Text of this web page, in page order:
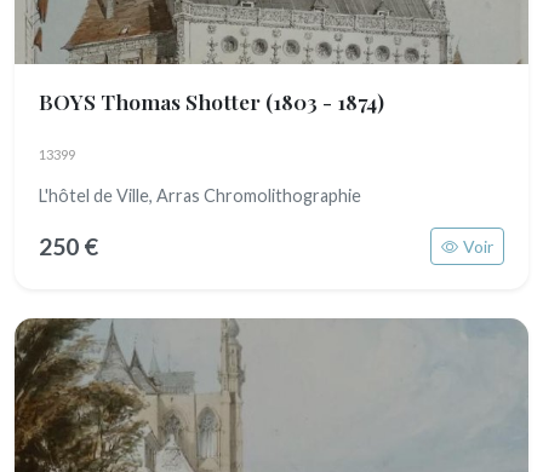
BOYS Thomas Shotter (1803 - 1874)
13399
L'hôtel de Ville, Arras Chromolithographie
250 € Voir